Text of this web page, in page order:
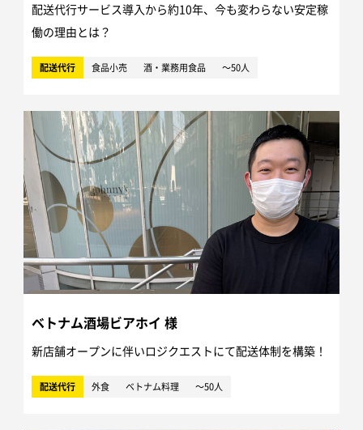
配送代行サービス導入から約10年、今も変わらない安定稼
働の理由とは？
配送代行 食品小売 酒・業務用食品 ～50人
ベトナム酒場ビアホイ 様
新店舗オープンに伴いロジクエストにて配送体制を構築！
配送代行 外食 ベトナム料理 ～50人